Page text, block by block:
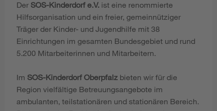
Der SOS-Kinderdorf e.V. ist eine renommierte
Hilfsorganisation und ein freier, gemeinnütziger
Träger der Kinder- und Jugendhilfe mit 38
Einrichtungen im gesamten Bundesgebiet und rund
5.200 Mitarbeiterinnen und Mitarbeitern.
Im SOS-Kinderdorf Oberpfalz bieten wir für die
Region vielfältige Betreuungsangebote im
ambulanten, teilstationären und stationären Bereich.